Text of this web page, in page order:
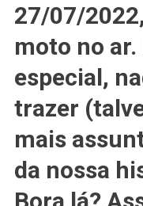
27/07/
moto no ar.
especial,
trazer
mais
da nossa